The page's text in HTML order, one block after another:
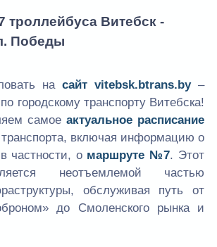
троллейбуса Витебск -
Победы
насайтvitebsk.btrans.by–
городскому транспорту Витебска!
самое актуальное расписание
включая информацию о
частности, о маршруте №7. Этот
неотъемлемой частью
обслуживая путь от
до Смоленского рынка и